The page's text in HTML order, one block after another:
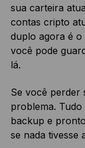
sua carteira
contas cripto
duplo agora é o
você pode
lá.
Se você perder
problema.
backup e
se nada tivesse